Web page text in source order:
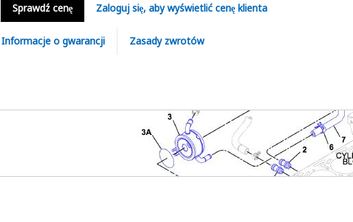
Sprawdź cenę Zaloguj się, aby wyświetlić cenę klienta
Informacje o gwarancji Zasady zwrotów